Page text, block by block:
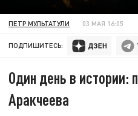
ПЕТР МУЛЬТАТУЛИ 03 МАЯ 16:05
ПОДПИШИТЕСЬ:
Один день в истории:
Аракчеева